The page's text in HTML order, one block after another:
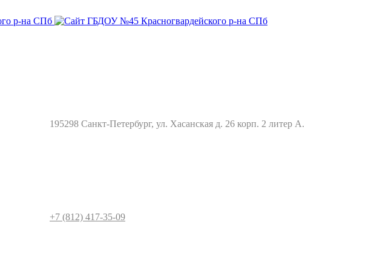
195298 Санкт-Петербург, ул. Хасанская д. 26 корп. 2 литер А.
+7 (812) 417-35-09